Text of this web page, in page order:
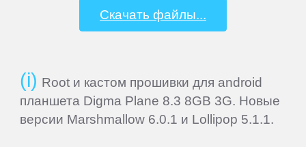
Скачать файлы...
Root и кастом прошивки для android
планшета Digma Plane 8.3 8GB 3G. Новые
версии Marshmallow 6.0.1 и Lollipop 5.1.1.
Beholder
Bliss